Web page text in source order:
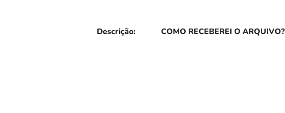
Descrição: COMO RECEBEREI O ARQUIVO?